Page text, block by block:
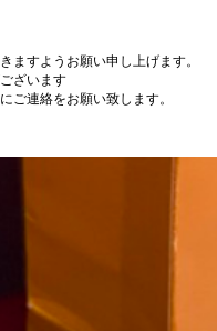
ますようお願い申し上げます。
ざいます
ご連絡をお願い致します。